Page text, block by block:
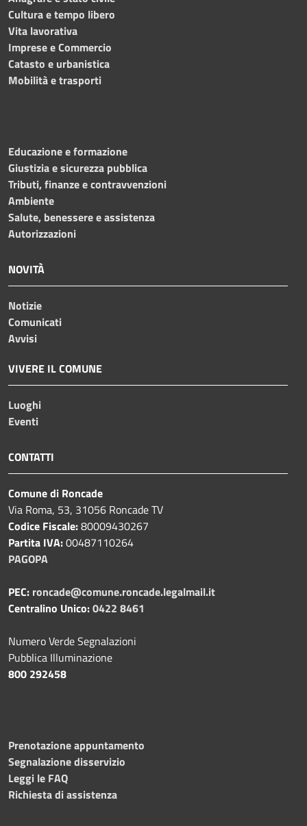
Cultura e tempo libero
Vita lavorativa
Imprese e Commercio
Catasto e urbanistica
Mobilità e trasporti
Educazione e formazione
Giustizia e sicurezza pubblica
Tributi, finanze e contravvenzioni
Ambiente
Salute, benessere e assistenza
Autorizzazioni
NOVITÀ
Notizie
Comunicati
Avvisi
VIVERE IL COMUNE
Luoghi
Eventi
CONTATTI
Comune di Roncade
Via Roma, 53, 31056 Roncade TV
Codice Fiscale:80009430267
Partita IVA:00487110264
PAGOPA
PEC: roncade@comune.roncade.legalmail.it
Centralino Unico:0422 8461
Numero Verde Segnalazioni
Pubblica Illuminazione
800 292458
Prenotazione appuntamento
Segnalazione disservizio
Leggi le FAQ
Richiesta di assistenza